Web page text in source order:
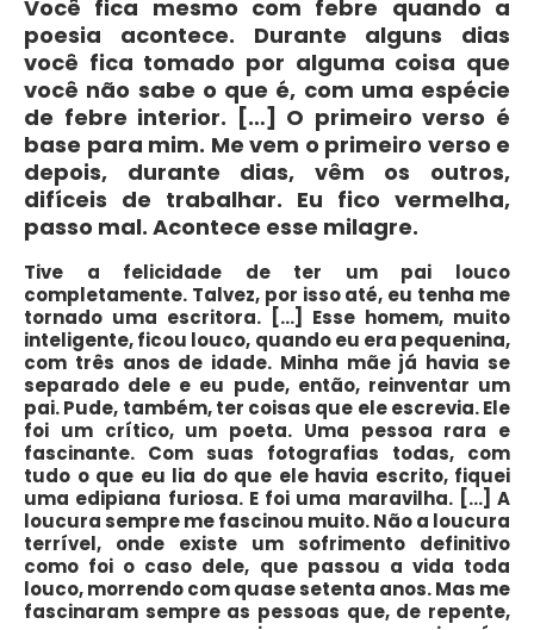
Você fica mesmo com febre quando a
poesia acontece. Durante alguns dias
você fica tomado por alguma coisa que
você não sabe o que é, com uma espécie
de febre interior. […] O primeiro verso é
base para mim. Me vem o primeiro verso e
depois, durante dias, vêm os outros,
difíceis de trabalhar. Eu fico vermelha,
passo mal. Acontece esse milagre.
Tive a felicidade de ter um pai louco
completamente. Talvez, por isso até, eu tenha me
tornado uma escritora. […] Esse homem, muito
inteligente, ficou louco, quando eu era pequenina,
com três anos de idade. Minha mãe já havia se
separado dele e eu pude, então, reinventar um
pai. Pude, também, ter coisas que ele escrevia. Ele
foi um crítico, um poeta. Uma pessoa rara e
fascinante. Com suas fotografias todas, com
tudo o que eu lia do que ele havia escrito, fiquei
uma edipiana furiosa. E foi uma maravilha. […] A
loucura sempre me fascinou muito. Não a loucura
terrível, onde existe um sofrimento definitivo
como foi o caso dele, que passou a vida toda
louco, morrendo com quase setenta anos. Mas me
fascinaram sempre as pessoas que, de repente,